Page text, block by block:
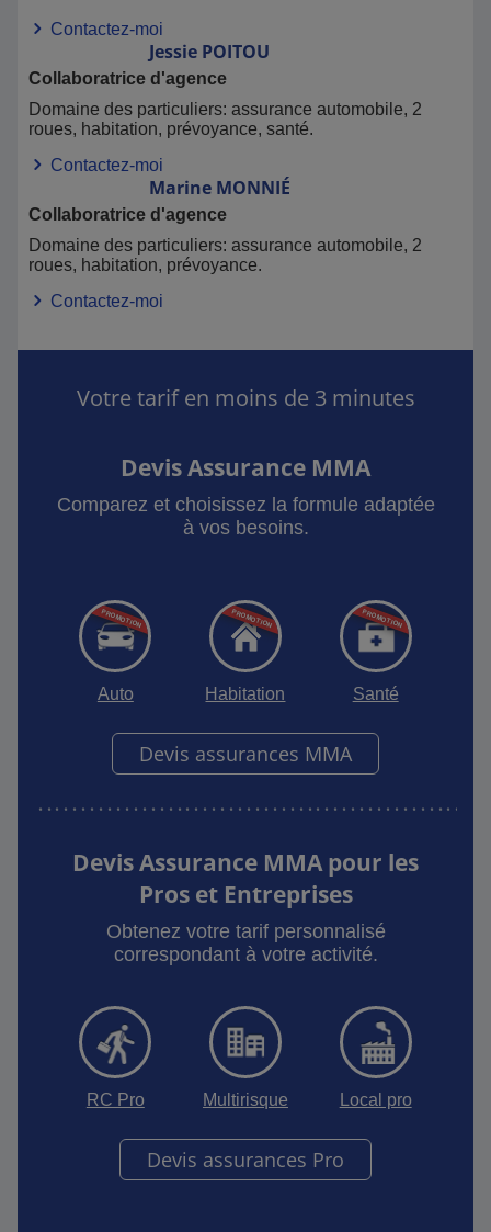
Contactez-moi
Jessie POITOU
Collaboratrice d'agence
Domaine des particuliers: assurance automobile, 2
roues, habitation, prévoyance, santé.
Contactez-moi
Marine MONNIÉ
Collaboratrice d'agence
Domaine des particuliers: assurance automobile, 2
roues, habitation, prévoyance.
Contactez-moi
Votre tarif en moins de 3 minutes
Devis Assurance MMA
Comparez et choisissez la formule adaptée
à vos besoins.
Auto Habitation Santé
Devis assurances MMA
Devis Assurance MMA pour les
Pros et Entreprises
Obtenez votre tarif personnalisé
correspondant à votre activité.
RC Pro Multirisque Local pro
Devis assurances Pro